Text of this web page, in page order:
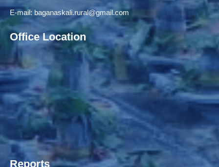
E-mail: baganaskali.rural@gmail.com
Office Location
Reports